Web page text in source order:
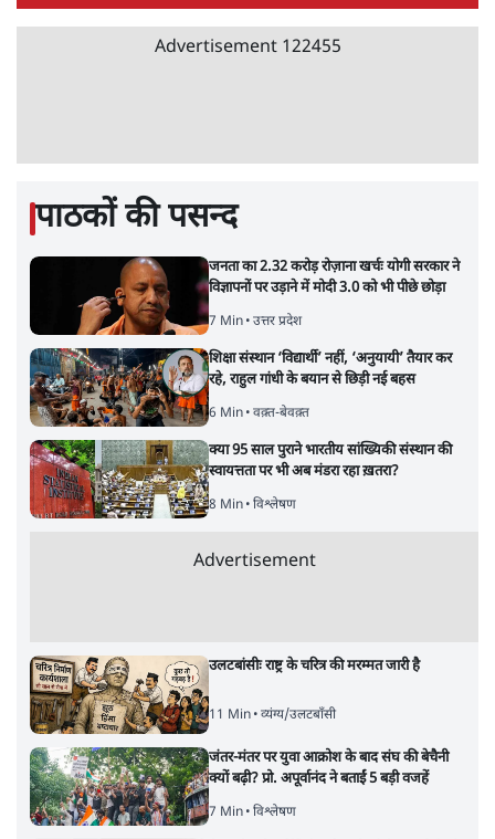
Advertisement 122455
पाठकों की पसन्द
जनता का 2.32 करोड़ रोज़ाना खर्चः योगी सरकार ने
विज्ञापनों पर उड़ाने में मोदी 3.0 को भी पीछे छोड़ा
7 Min• उत्तर प्रदेश
शिक्षा संस्थान ‘विद्यार्थी’ नहीं, ‘अनुयायी’ तैयार कर
रहे, राहुल गांधी के बयान से छिड़ी नई बहस
6 Min• वक़्त-बेवक़्त
क्या 95 साल पुराने भारतीय सांख्यिकी संस्थान की
स्वायत्तता पर भी अब मंडरा रहा ख़तरा?
8 Min• विश्लेषण
Advertisement
उलटबांसीः राष्ट्र के चरित्र की मरम्मत जारी है
11 Min• व्यंग्य/उलटबाँसी
जंतर-मंतर पर युवा आक्रोश के बाद संघ की बेचैनी
क्यों बढ़ी? प्रो. अपूर्वानंद ने बताईं 5 बड़ी वजहें
7 Min• विश्लेषण